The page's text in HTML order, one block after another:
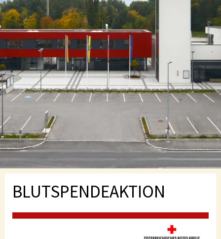
BLUTSPENDEAKTION